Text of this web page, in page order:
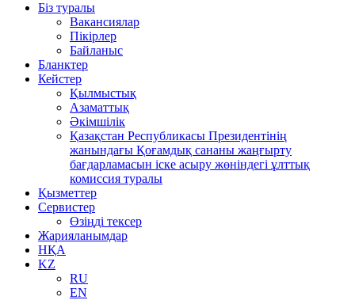
Біз туралы
Вакансиялар
Пікірлер
Байланыс
Бланктер
Кейстер
Қылмыстық
Азаматтық
Әкімшілік
Қазақстан Республикасы Президентінің
жанындағы Қоғамдық сананы жаңғырту
бағдарламасын іске асыру жөніндегі ұлттық
комиссия туралы
Қызметтер
Сервистер
Өзіңді тексер
Жарияланымдар
НҚА
KZ
RU
EN